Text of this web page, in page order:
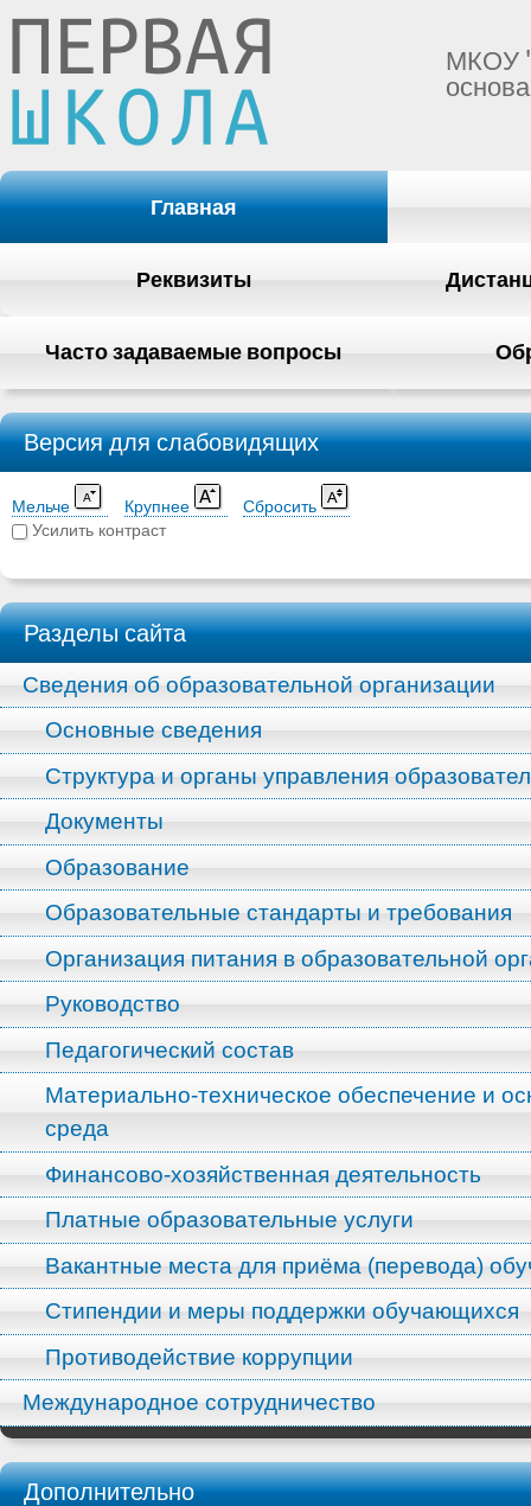
МКОУ
Главная
Реквизиты
Часто задаваемые вопросы
Версия для слабовидящих
Мельче Крупнее
Сбросить
Усилить контраст
Разделы сайта
Сведения об образовательной организации
Основные сведения
Структура и органы управления
Документы
Образование
Образовательные стандарты и требования
Организация питания в образовательной
Руководство
Педагогический состав
Материально-техническое обеспечение и
среда
Финансово-хозяйственная деятельность
Платные образовательные услуги
Вакантные места для приёма (перевода)
Стипендии и меры поддержки обучающихся
Противодействие коррупции
Международное сотрудничество
Дополнительно